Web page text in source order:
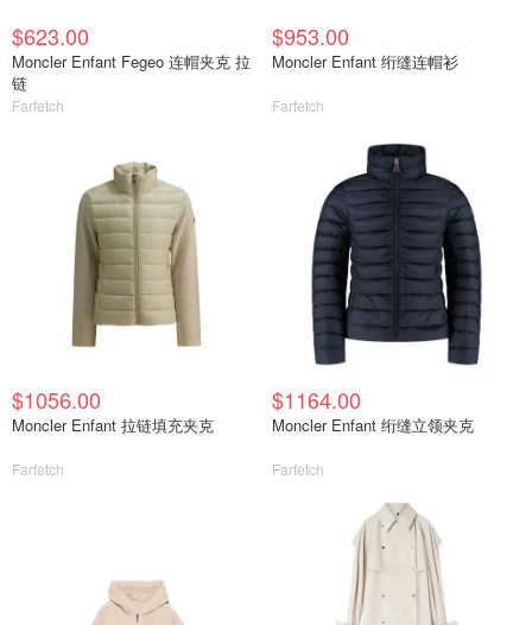
$623.00
Moncler Enfant Fegeo 连帽夹克 拉
链
Farfetch
$953.00
Moncler Enfant 绗缝连帽衫
Farfetch
$1056.00
Moncler Enfant 拉链填充夹克
Farfetch
$1164.00
Moncler Enfant 绗缝立领夹克
Farfetch